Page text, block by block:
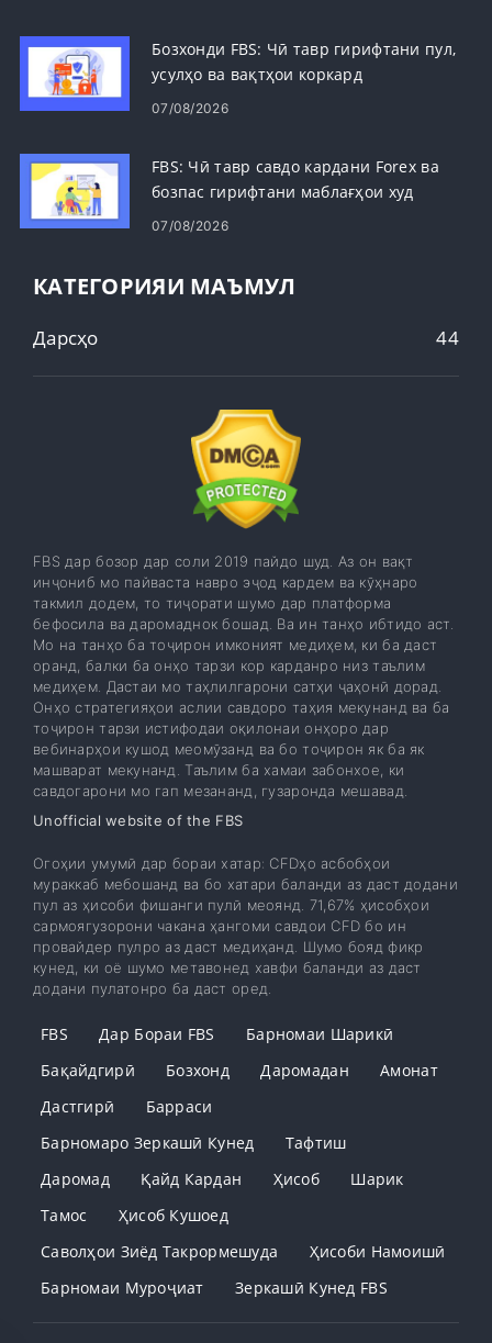
Бозхонди FBS: Чӣ тавр гирифтани пул,
усулҳо ва вақтҳои коркард
07/08/2026
FBS: Чӣ тавр савдо кардани Forex ва
бозпас гирифтани маблағҳои худ
07/08/2026
КАТЕГОРИЯИ МАЪМУЛ
Дарсҳо 44
FBS дар бозор дар соли 2019 пайдо шуд. Аз он вақт
инҷониб мо пайваста навро эҷод кардем ва кӯҳнаро
такмил додем, то тиҷорати шумо дар платформа
бефосила ва даромаднок бошад. Ва ин танҳо ибтидо аст.
Мо на танҳо ба тоҷирон имконият медиҳем, ки ба даст
оранд, балки ба онҳо тарзи кор карданро низ таълим
медиҳем. Дастаи мо таҳлилгарони сатҳи ҷаҳонӣ дорад.
Онҳо стратегияҳои аслии савдоро таҳия мекунанд ва ба
тоҷирон тарзи истифодаи оқилонаи онҳоро дар
вебинарҳои кушод меомӯзанд ва бо тоҷирон як ба як
машварат мекунанд. Таълим ба хамаи забонхое, ки
савдогарони мо гап мезананд, гузаронда мешавад.
Unofficial website of the FBS
Огоҳии умумӣ дар бораи хатар: CFDҳо асбобҳои
мураккаб мебошанд ва бо хатари баланди аз даст додани
пул аз ҳисоби фишанги пулӣ меоянд. 71,67% ҳисобҳои
сармоягузорони чакана ҳангоми савдои CFD бо ин
провайдер пулро аз даст медиҳанд. Шумо бояд фикр
кунед, ки оё шумо метавонед хавфи баланди аз даст
додани пулатонро ба даст оред.
FBS Дар Бораи FBS
Барномаи Шарикӣ
Бақайдгирӣ
Бозхонд Даромадан
Амонат
Дастгирӣ
Барраси
Барномаро Зеркашӣ Кунед
Тафтиш
Даромад
Қайд Кардан Ҳисоб
Шарик
Тамос
Ҳисоб Кушоед
Саволҳои Зиёд Такрормешуда
Ҳисоби Намоишӣ
Барномаи Муроҷиат
Зеркашӣ Кунед FBS